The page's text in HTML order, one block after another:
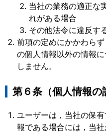
当社の業務の適正な
れがある場合
その他法令に違反す
前項の定めにかかわら
の個人情報以外の情報
しません。
第６条（個人情報の
ユーザーは，当社の保
報である場合には，当